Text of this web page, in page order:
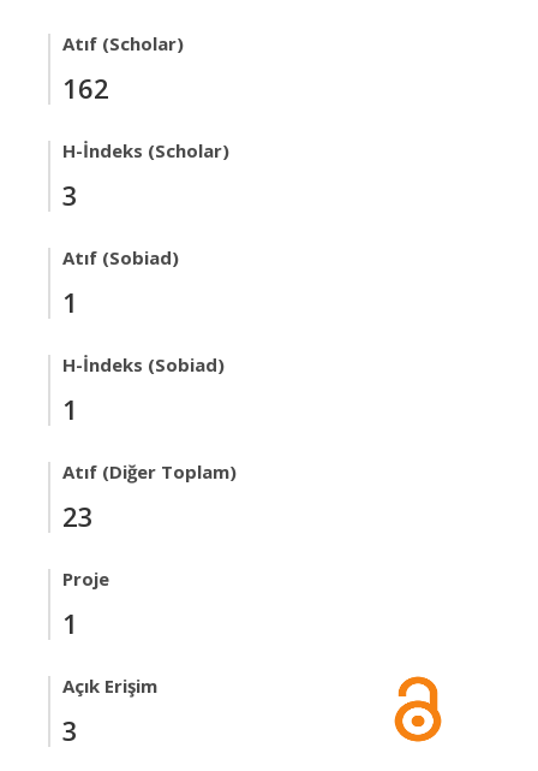
Atıf (Scholar)
162
H-İndeks (Scholar)
3
Atıf (Sobiad)
1
H-İndeks (Sobiad)
1
Atıf (Diğer Toplam)
23
Proje
1
Açık Erişim
3